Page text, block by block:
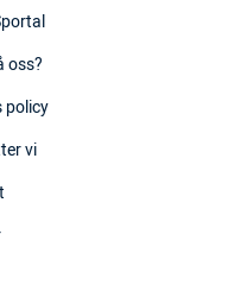
oss?
policy
vi